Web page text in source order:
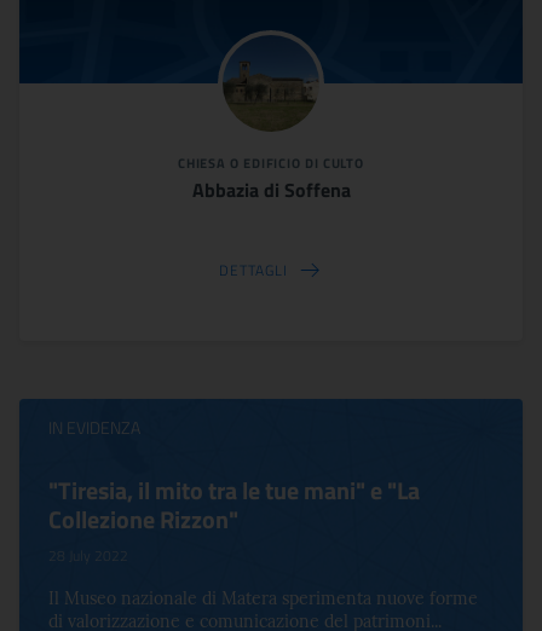
CHIESA O EDIFICIO DI CULTO
Abbazia di Soffena
DETTAGLI
IN EVIDENZA
"Tiresia, il mito tra le tue mani" e "La
Collezione Rizzon"
28 July 2022
Il Museo nazionale di Matera sperimenta nuove forme
di valorizzazione e comunicazione del patrimoni...